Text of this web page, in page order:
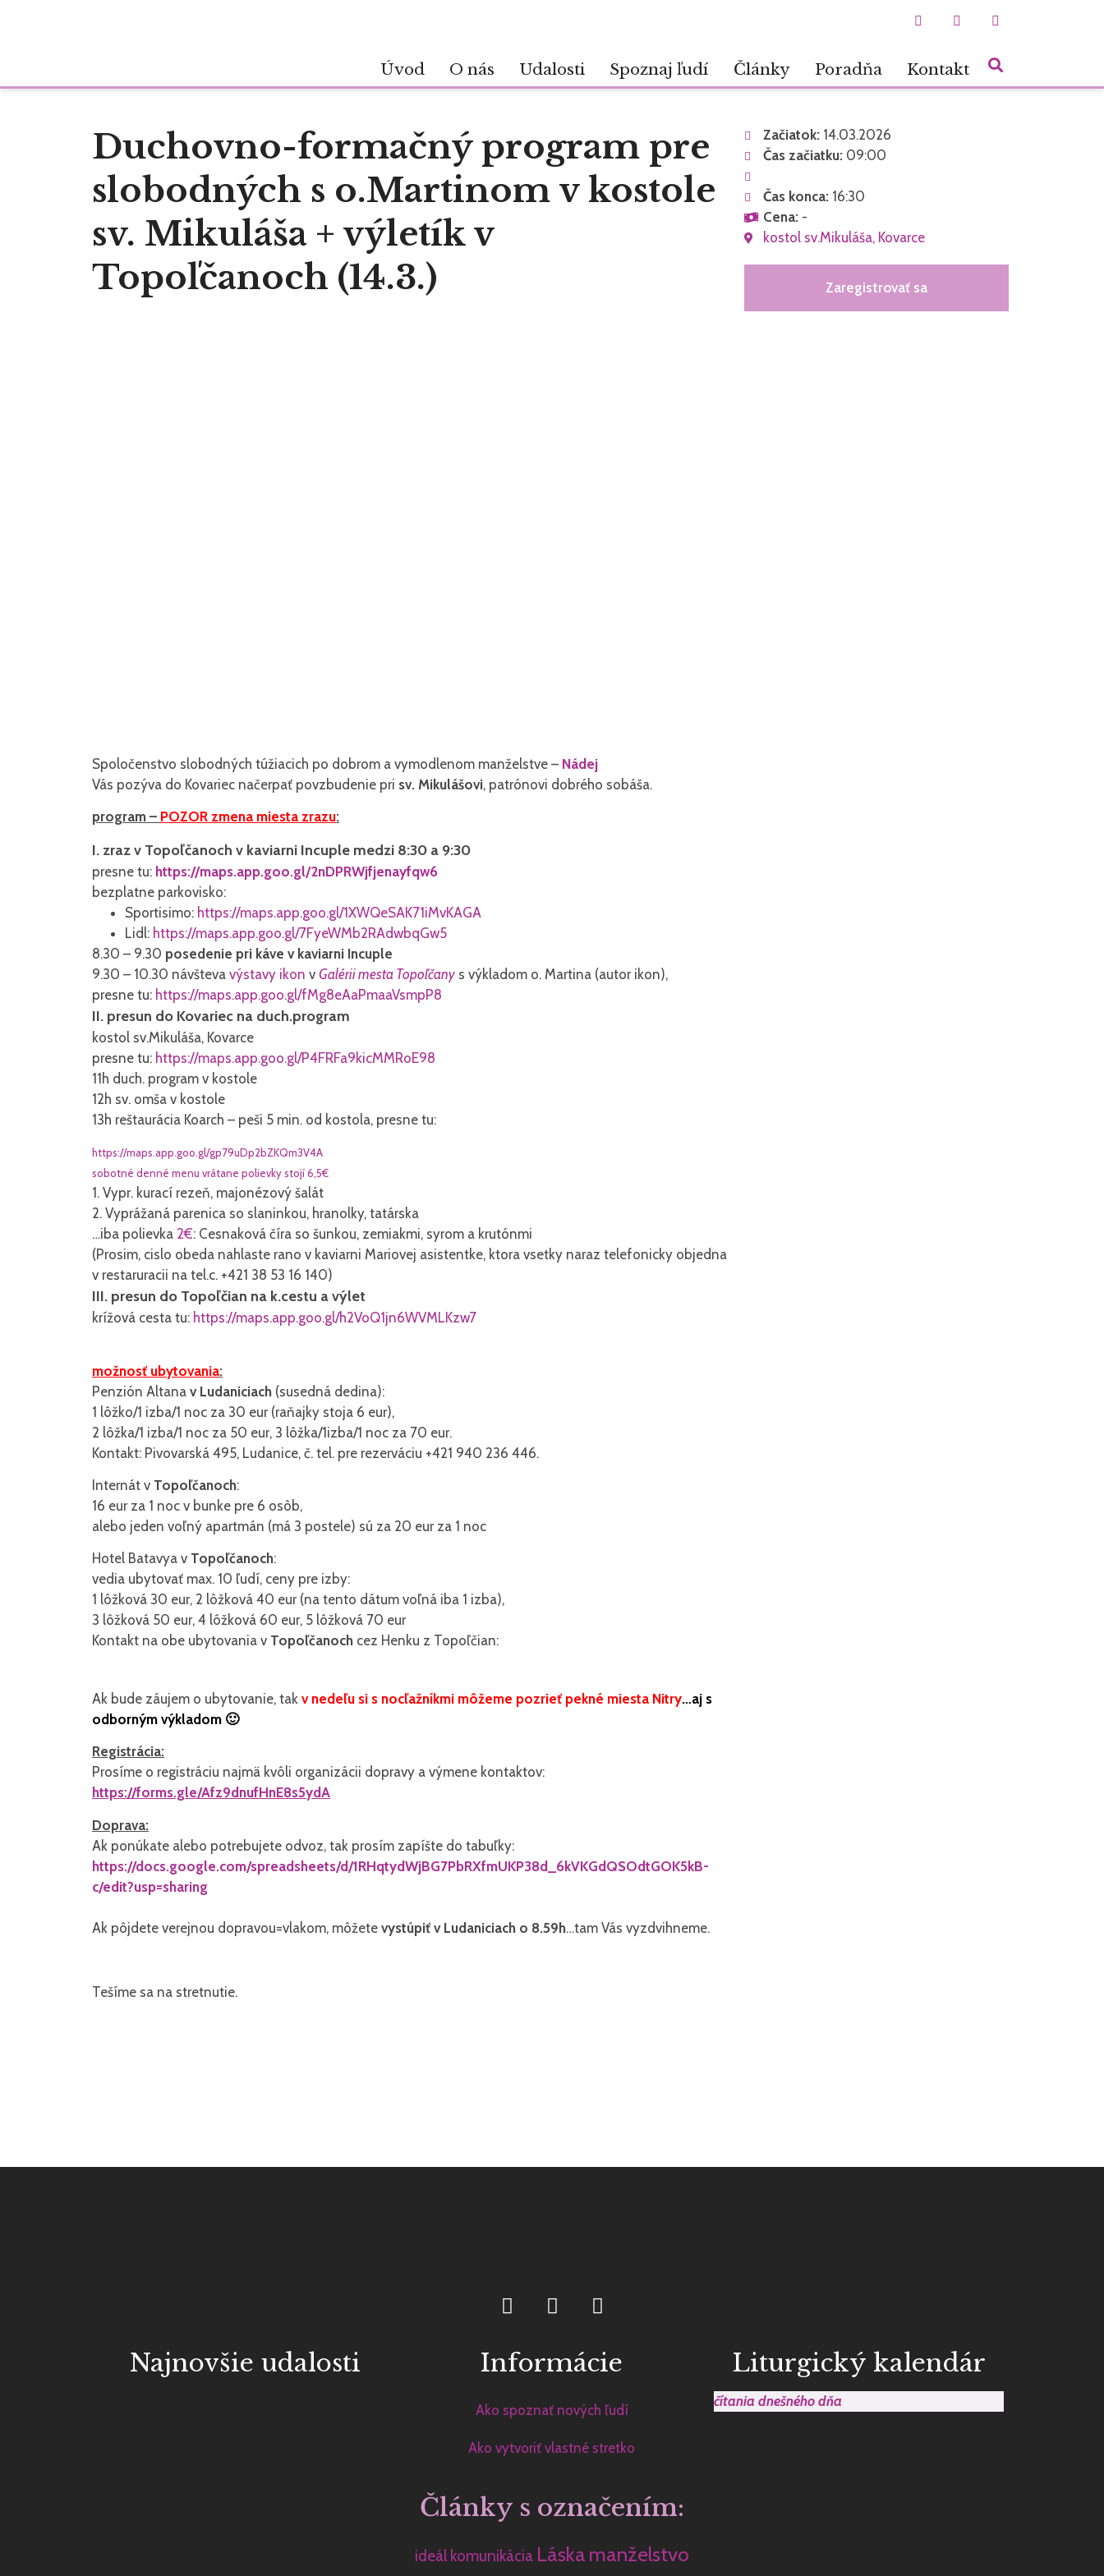
Úvod O nás Udalosti Spoznaj ľudí Články Poradňa Kontakt
Duchovno-formačný program pre
slobodných s o.Martinom v kostole
sv. Mikuláša + výletík v
Topoľčanoch (14.3.)
Spoločenstvo slobodných túžiacich po dobrom a vymodlenom manželstve – Nádej
Vás pozýva do Kovariec načerpať povzbudenie pri sv. Mikulášovi, patrónovi dobrého sobáša.
program – POZOR zmena miesta zrazu:
I. zraz v Topoľčanoch v kaviarni Incuple medzi 8:30 a 9:30
presne tu: https://maps.app.goo.gl/2nDPRWjfjenayfqw6
bezplatne parkovisko:
Sportisimo: https://maps.app.goo.gl/1XWQeSAK71iMvKAGA
Lidl: https://maps.app.goo.gl/7FyeWMb2RAdwbqGw5
8.30 – 9.30 posedenie pri káve v kaviarni Incuple
9.30 – 10.30 návšteva výstavy ikon v Galérii mesta Topoľčany s výkladom o. Martina (autor ikon),
presne tu: https://maps.app.goo.gl/fMg8eAaPmaaVsmpP8
II. presun do Kovariec na duch.program
kostol sv.Mikuláša, Kovarce
presne tu: https://maps.app.goo.gl/P4FRFa9kicMMRoE98
11h duch. program v kostole
12h sv. omša v kostole
13h reštaurácia Koarch – peši 5 min. od kostola, presne tu:
https://maps.app.goo.gl/gp79uDp2bZKQm3V4A
sobotné denné menu vrátane polievky stojí 6,5€
1. Vypr. kurací rezeň, majonézový šalát
2. Vyprážaná parenica so slaninkou, hranolky, tatárska
…iba polievka 2€: Cesnaková číra so šunkou, zemiakmi, syrom a krutónmi
(Prosim, cislo obeda nahlaste rano v kaviarni Mariovej asistentke, ktora vsetky naraz telefonicky objedna
v restaruracii na tel.c. +421 38 53 16 140)
III. presun do Topoľčian na k.cestu a výlet
krížová cesta tu: https://maps.app.goo.gl/h2VoQ1jn6WVMLKzw7
možnosť ubytovania:
Penzión Altana v Ludaniciach (susedná dedina):
1 lôžko/1 izba/1 noc za 30 eur (raňajky stoja 6 eur),
2 lôžka/1 izba/1 noc za 50 eur, 3 lôžka/1izba/1 noc za 70 eur.
Kontakt: Pivovarská 495, Ludanice, č. tel. pre rezerváciu +421 940 236 446.
Internát v Topoľčanoch:
16 eur za 1 noc v bunke pre 6 osôb,
alebo jeden voľný apartmán (má 3 postele) sú za 20 eur za 1 noc
Hotel Batavya v Topoľčanoch:
vedia ubytovať max. 10 ľudí, ceny pre izby:
1 lôžková 30 eur, 2 lôžková 40 eur (na tento dátum voľná iba 1 izba),
3 lôžková 50 eur, 4 lôžková 60 eur, 5 lôžková 70 eur
Kontakt na obe ubytovania v Topoľčanoch cez Henku z Topoľčian:
Ak bude záujem o ubytovanie, tak v nedeľu si s nocľažníkmi môžeme pozrieť pekné miesta Nitry…aj s
odborným výkladom 🙂
Registrácia:
Prosíme o registráciu najmä kvôli organizácii dopravy a výmene kontaktov:
https://forms.gle/Afz9dnufHnE8s5ydA
Doprava:
Ak ponúkate alebo potrebujete odvoz, tak prosím zapíšte do tabuľky:
https://docs.google.com/spreadsheets/d/1RHqtydWjBG7PbRXfmUKP38d_6kVKGdQSOdtGOK5kB-
c/edit?usp=sharing
Ak pôjdete verejnou dopravou=vlakom, môžete vystúpiť v Ludaniciach o 8.59h…tam Vás vyzdvihneme.
Tešíme sa na stretnutie.
Začiatok:14.03.2026
Čas začiatku:09:00
Čas konca:16:30
Cena:-
kostol sv.Mikuláša, Kovarce
Zaregistrovať sa
Najnovšie udalosti Informácie
Ako spoznať nových ľudí
Ako vytvoriť vlastné stretko
Články s označením:
ideál komunikácia Láska manželstvo
Liturgický kalendár
čítania dnešného dňa